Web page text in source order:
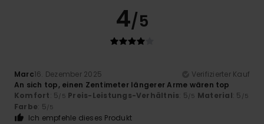
4/5
Marc16. Dezember 2025
Verifizierter Kauf
An sich top, einen Zentimeter längerer Arme wären top
Komfort: 5/5 Preis-Leistungs-Verhältnis: 5/5 Material: 5 /5
Farbe: 5/5
Ich empfehle dieses Produkt